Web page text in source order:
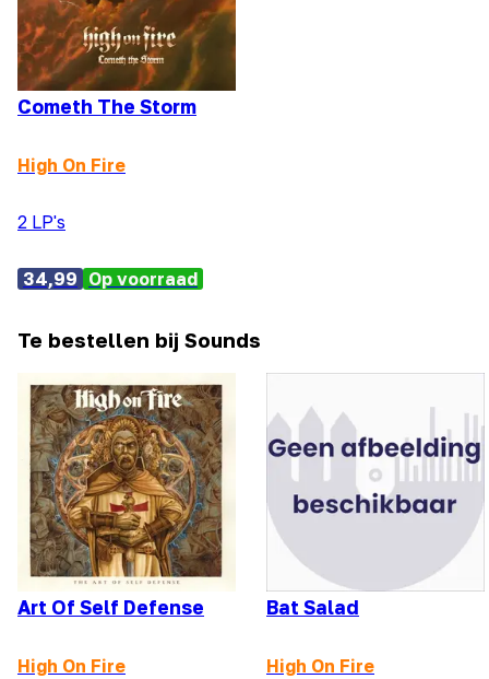
Cometh The Storm
High On Fire
2 LP's
34,99 Op voorraad
Te bestellen bij Sounds
Art Of Self Defense
High On Fire
Bat Salad
High On Fire